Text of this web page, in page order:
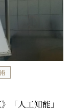
「人工知能」